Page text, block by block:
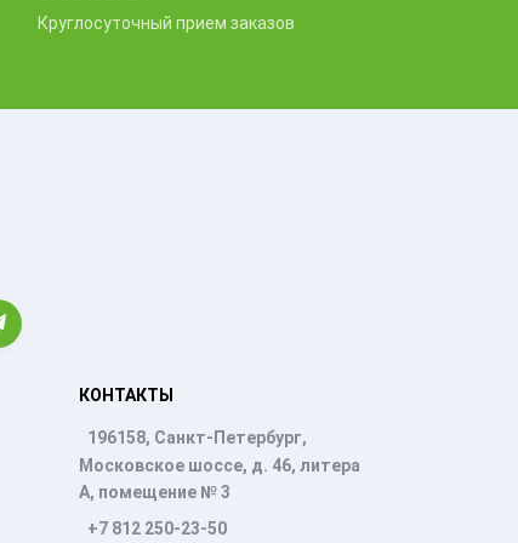
Круглосуточный прием заказов
КОНТАКТЫ
196158, Санкт-Петербург,
Московское шоссе, д. 46, литера
А, помещение № 3
+7 812 250-23-50